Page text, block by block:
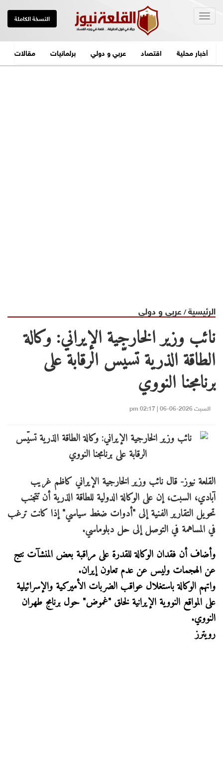
النسخة الكاملة
أخبار محلية اقتصاد عربي و دولي برلمانيات مقالات
الرئيسية/ عربي و دولي
نائب وزير الخارجية الإيراني: وكالة
الطاقة الذرية تسيّس الرقابة على
برنامجنا النووي
السبت 2026-06-06 | 02:17 pm
القلعة نيوز- قال نائب وزير الخارجية الإيراني كاظم غريب
آبادي، السبت، إن على الوكالة الدولية للطاقة الذرية أن تتجنب
تحويل التقارير الفنية إلى "أدوات ضغط سياسي" إذا كانت ترغب
في المساهمة في التوصل إلى حل دبلوماسي.
وأضاف أن فقدان الوكالة للقدرة على مراقبة بعض المنشآت نتج
عن الهجمات وليس عن عدم تعاون إيران.
واتهم الوكالة باستغلال عواقب الضربات الأميركية والإسرائيلية
على المواقع النووية الإيرانية لخلق "غموض" حول برنامج طهران
النووي.
رويترز